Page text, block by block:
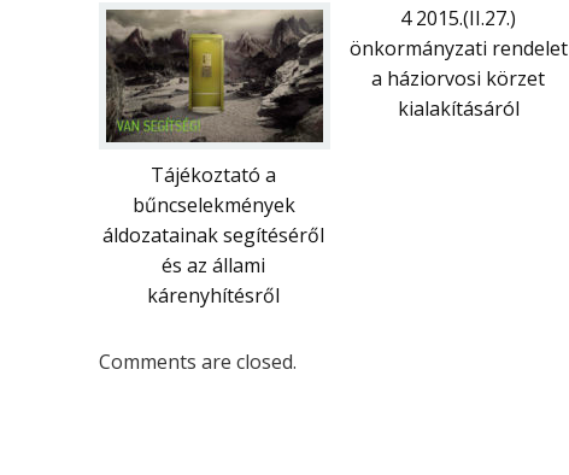
Tájékoztató a
bűncselekmények
áldozatainak segítéséről
és az állami
kárenyhítésről
4 2015.(II.27.)
önkormányzati rendelet
a háziorvosi körzet
kialakításáról
Comments are closed.